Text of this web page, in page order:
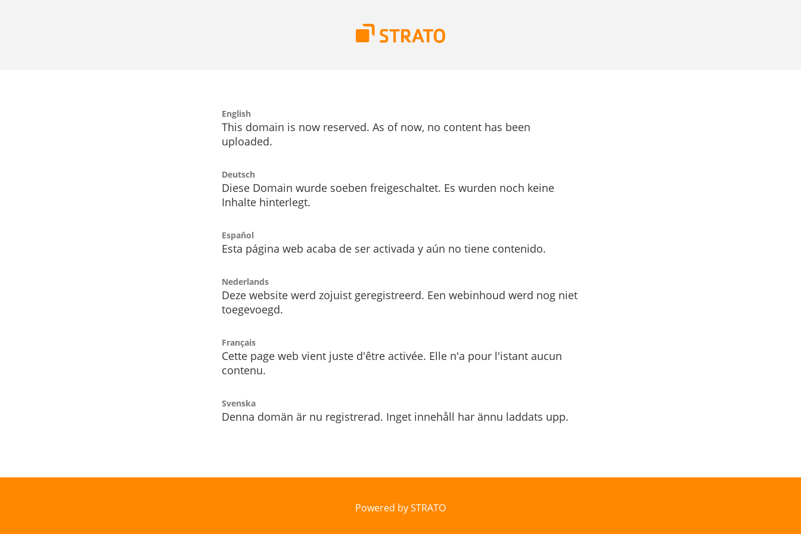
English
This domain is now reserved. As of now, no content has been
uploaded.
Deutsch
Diese Domain wurde soeben freigeschaltet. Es wurden noch keine
Inhalte hinterlegt.
Español
Esta página web acaba de ser activada y aún no tiene contenido.
Nederlands
Deze website werd zojuist geregistreerd. Een webinhoud werd nog niet
toegevoegd.
Français
Cette page web vient juste d'être activée. Elle n'a pour l'istant aucun
contenu.
Svenska
Denna domän är nu registrerad. Inget innehåll har ännu laddats upp.
Powered by STRATO